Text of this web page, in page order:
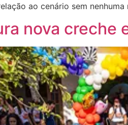
ao cenário sem
nova creche